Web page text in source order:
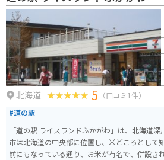
安心です。周辺には、ひまわり畑を眺めながら
にも最適な場所と言えるでしょう。
北海道 5 （口コミ1件）
#道の駅
「道の駅 ライスランドふかがわ」は、北海道
市は北海道の中央部に位置し、米どころとして知られて
前にもなっている通り、お米が有名で、併設さ